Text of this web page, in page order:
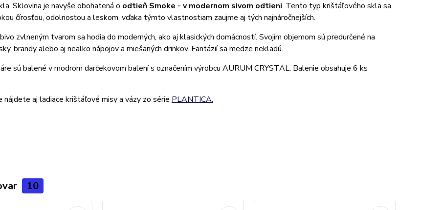
Sklovina je navyše obohatená o odtieň Smoke - v modernom sivom odtieni. Tento typ krištáľového skla sa
čírosťou, odolnosťou a leskom, vďaka týmto vlastnostiam zaujme aj tých najnáročnejších.
zvlneným tvarom sa hodia do moderných, ako aj klasických domácností. Svojím objemom sú predurčené na
brandy alebo aj nealko nápojov a miešaných drinkov. Fantázií sa medze nekladú.
sú balené v modrom darčekovom balení s označením výrobcu AURUM CRYSTAL. Balenie obsahuje 6 ks
nájdete aj ladiace krištáľové misy a vázy zo série PLANTICA.
10